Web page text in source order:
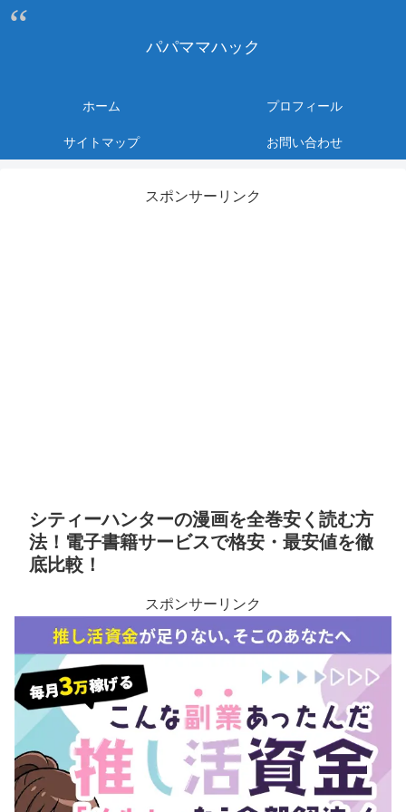
パパママハック
ホーム
プロフィール
サイトマップ
お問い合わせ
スポンサーリンク
シティーハンターの漫画を全巻安く読む方
法！電子書籍サービスで格安・最安値を徹
底比較！
スポンサーリンク